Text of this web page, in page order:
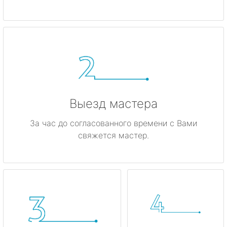
Выезд мастера
За час до согласованного времени с Вами
свяжется мастер.